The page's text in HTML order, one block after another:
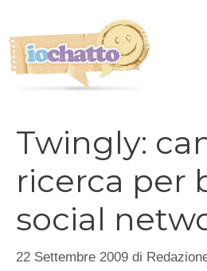
contenuto
Twingly:
ricerca per
social
22 Settembre 2009 di